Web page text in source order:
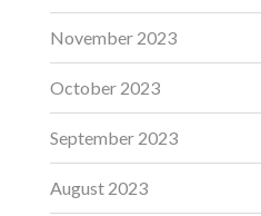
November 2023
October 2023
September 2023
August 2023